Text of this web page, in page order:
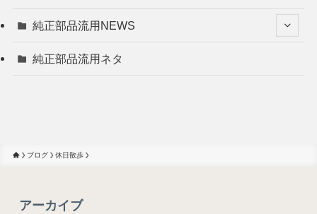
純正部品流用NEWS
純正部品流用ネタ
ブログ 休日散歩
アーカイブ